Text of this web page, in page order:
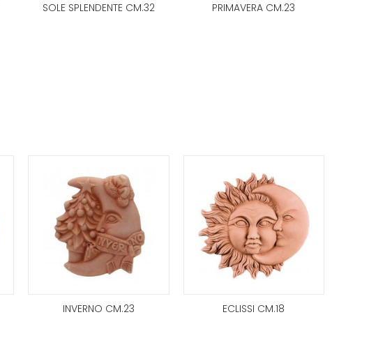
SOLE SPLENDENTE CM.32 PRIMAVERA CM.23
INVERNO CM.23 ECLISSI CM.18